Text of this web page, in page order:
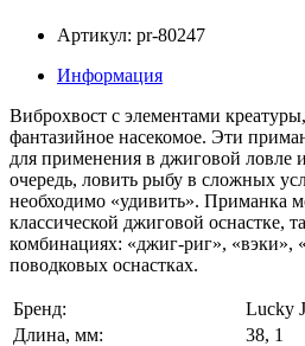
Артикул: pr-80247
Информация
Виброхвост с элементами
фантазийное насекомое. Эти
для применения в джиговой ловле
очередь, ловить рыбу в сложных
необходимо «удивить». Приманка
классической джиговой оснастке,
комбинациях: «джиг-риг», «вэки»,
поводковых оснастках.
Бренд:
Lucky
Длина, мм:
38, 1